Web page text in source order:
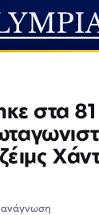
στα 81
ανάγνωση